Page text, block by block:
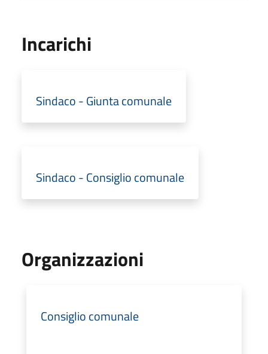
Incarichi
Sindaco - Giunta comunale
Sindaco - Consiglio comunale
Organizzazioni
Consiglio comunale